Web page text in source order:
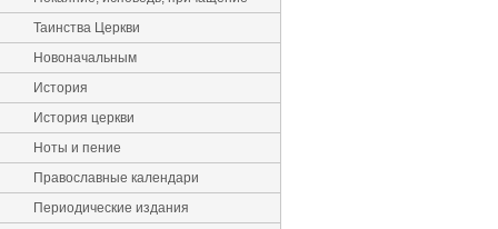
Таинства Церкви
Новоначальным
История
История церкви
Ноты и пение
Православные календари
Периодические издания